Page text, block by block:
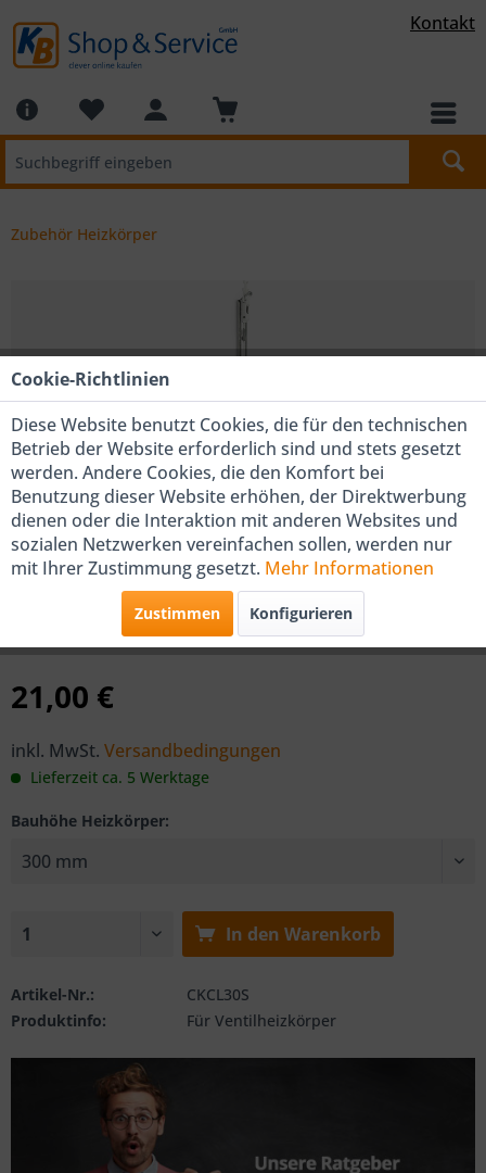
Kontakt
Zubehör Heizkörper
COSMO Schnellmontage-Konsolen
Set Ventilheizkörper
21,00 €
inkl. MwSt. Versandbedingungen
Lieferzeit ca. 5 Werktage
Bauhöhe Heizkörper:
In den Warenkorb
Artikel-Nr.:
CKCL30S
Produktinfo:
Für Ventilheizkörper
Cookie-Richtlinien
Diese Website benutzt Cookies, die für den technischen
Betrieb der Website erforderlich sind und stets gesetzt
werden. Andere Cookies, die den Komfort bei
Benutzung dieser Website erhöhen, der Direktwerbung
dienen oder die Interaktion mit anderen Websites und
sozialen Netzwerken vereinfachen sollen, werden nur
mit Ihrer Zustimmung gesetzt. Mehr Informationen
Zustimmen Konfigurieren